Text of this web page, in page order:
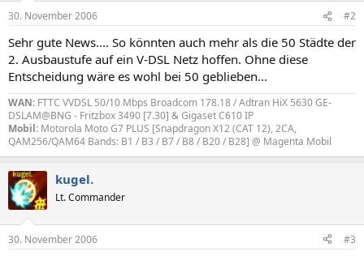
30. November 2006 #2
Sehr gute News.... So könnten auch mehr als die 50 Städte der
2. Ausbaustufe auf ein V-DSL Netz hoffen. Ohne diese
Entscheidung wäre es wohl bei 50 geblieben...
WAN: FTTC VVDSL 50/10 Mbps Broadcom 178.18 / Adtran HiX 5630 GE-
DSLAM@BNG - Fritzbox 3490 [7.30] & Gigaset C610 IP
Mobil: Motorola Moto G7 PLUS [Snapdragon X12 (CAT 12), 2CA,
QAM256/QAM64 Bands: B1 / B3 / B7 / B8 / B20 / B28] @ Magenta Mobil
kugel.
Lt. Commander
30. November 2006 #3